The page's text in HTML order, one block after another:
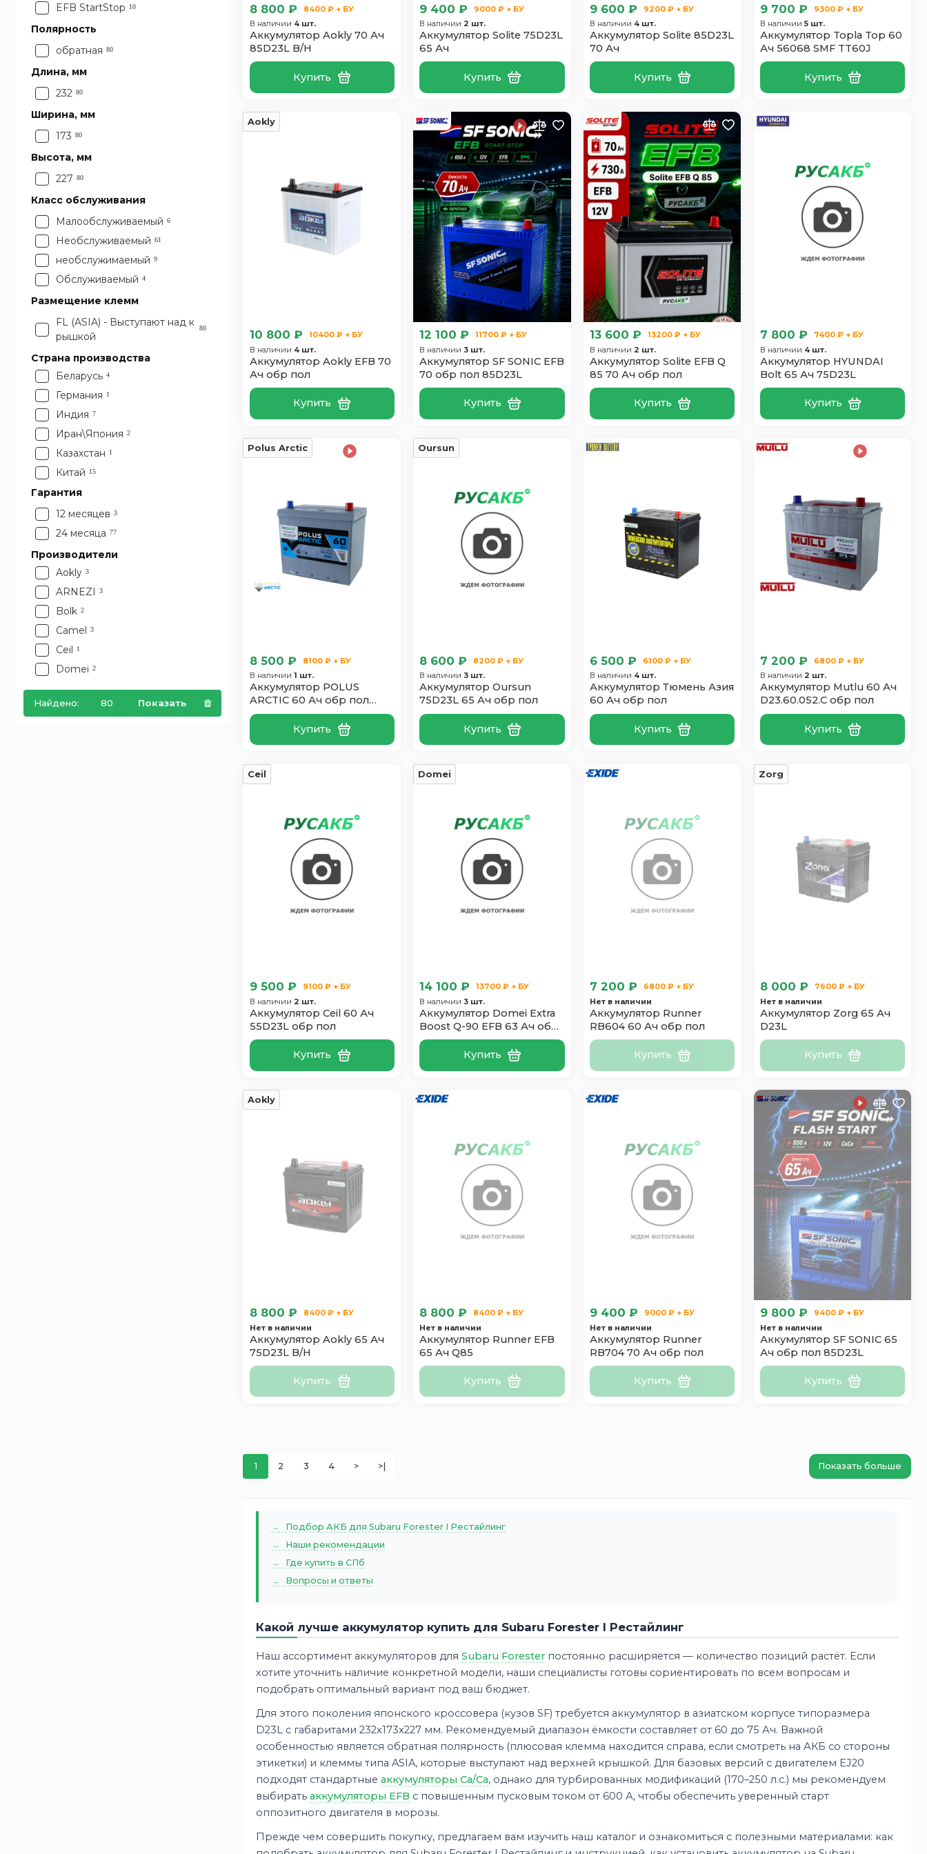
85 1
EFB StartStop 10
Полярность
обратная 80
Длина, мм
232 80
Ширина, мм
173 80
Высота, мм
227 80
Класс обслуживания
Малообслуживаемый 6
Необслуживаемый 61
необслужимаемый 9
Обслуживаемый 4
Размещение клемм
FL (ASIA) - Выступают над к
рышкой
80
Страна производства
Беларусь 4
Германия 1
Индия 7
Иран\Япония 2
Казахстан 1
Китай 15
Россия
Словения
Турция
Франция
Чехия
Южная Корея
Япония
Гарантия
12 месяцев 3
24 месяца 77
Производители
Aokly 3
ARNEZI 3
Bolk 2
Camel 3
Ceil 1
Domei 2
Dynex
Enrun
Найдено: 80 Показать
8 800 ₽
8400 ₽ + БУ
В наличии 4 шт.
Аккумулятор Aokly 70 Ач
85D23L B/H
Купить
9 400 ₽
9000 ₽ + БУ
В наличии 2 шт.
Аккумулятор Solite 75D23L
65 Ач
Купить
9 600 ₽
9200 ₽ + БУ
В наличии 4 шт.
Аккумулятор Solite 85D23L
70 Ач
Купить
9 700 ₽
9300 ₽ + БУ
В наличии 5 шт.
Аккумулятор Topla Top 60
Ач 56068 SMF TT60J
Купить
Aokly
10 800 ₽
10400 ₽ + БУ
В наличии 4 шт.
Аккумулятор Aokly EFB 70
Ач обр пол
Купить
12 100 ₽
11700 ₽ + БУ
В наличии 3 шт.
Аккумулятор SF SONIC EFB
70 обр пол 85D23L
Купить
13 600 ₽
13200 ₽ + БУ
В наличии 2 шт.
Аккумулятор Solite EFB Q
85 70 Ач обр пол
Купить
7 800 ₽
7400 ₽ + БУ
В наличии 4 шт.
Аккумулятор HYUNDAI
Bolt 65 Ач 75D23L
Купить
Polus Arctic
8 500 ₽
8100 ₽ + БУ
В наличии 1 шт.
Аккумулятор POLUS
ARCTIC 60 Ач обр пол
60D23L
Купить
Oursun
8 600 ₽
8200 ₽ + БУ
В наличии 3 шт.
Аккумулятор Oursun
75D23L 65 Ач обр пол
Купить
6 500 ₽
6100 ₽ + БУ
В наличии 4 шт.
Аккумулятор Тюмень Азия
60 Ач обр пол
Купить
7 200 ₽
6800 ₽ + БУ
В наличии 2 шт.
Аккумулятор Mutlu 60 Ач
D23.60.052.C обр пол
Купить
Ceil
9 500 ₽
9100 ₽ + БУ
В наличии 2 шт.
Аккумулятор Ceil 60 Ач
55D23L обр пол
Купить
Domei
14 100 ₽
13700 ₽ + БУ
В наличии 3 шт.
Аккумулятор Domei Extra
Boost Q-90 EFB 63 Ач обр
пол
Купить
7 200 ₽
6800 ₽ + БУ
Нет в наличии
Аккумулятор Runner
RB604 60 Ач обр пол
Купить
Zorg
8 000 ₽
7600 ₽ + БУ
Нет в наличии
Аккумулятор Zorg 65 Ач
D23L
Купить
Aokly
8 800 ₽
8400 ₽ + БУ
Нет в наличии
Аккумулятор Aokly 65 Ач
75D23L B/H
Купить
8 800 ₽
8400 ₽ + БУ
Нет в наличии
Аккумулятор Runner EFB
65 Ач Q85
Купить
9 400 ₽
9000 ₽ + БУ
Нет в наличии
Аккумулятор Runner
RB704 70 Ач обр пол
Купить
9 800 ₽
9400 ₽ + БУ
Нет в наличии
Аккумулятор SF SONIC 65
Ач обр пол 85D23L
Купить
1 2 3 4 > >| Показать больше
Подбор АКБ для Subaru Forester I Рестайлинг
Наши рекомендации
Где купить в СПб
Вопросы и ответы
Какой лучше аккумулятор купить для Subaru Forester I Рестайлинг
Наш ассортимент аккумуляторов для Subaru Foresterпостоянно расширяется — количество позиций растёт. Если
хотите уточнить наличие конкретной модели, наши специалисты готовы сориентировать по всем вопросам и
подобрать оптимальный вариант под ваш бюджет.
Для этого поколения японского кроссовера (кузов SF) требуется аккумулятор в азиатском корпусе типоразмера
D23L с габаритами 232x173x227 мм. Рекомендуемый диапазон ёмкости составляет от 60 до 75 Ач. Важной
особенностью является обратная полярность (плюсовая клемма находится справа, если смотреть на АКБ со стороны
этикетки) и клеммы типа ASIA, которые выступают над верхней крышкой. Для базовых версий с двигателем EJ20
подходят стандартные аккумуляторы Ca/Ca, однако для турбированных модификаций (170–250 л.с.) мы рекомендуем
выбирать аккумуляторы EFB с повышенным пусковым током от 600 А, чтобы обеспечить уверенный старт
оппозитного двигателя в морозы.
Прежде чем совершить покупку, предлагаем вам изучить наш каталог и ознакомиться с полезными материалами: как